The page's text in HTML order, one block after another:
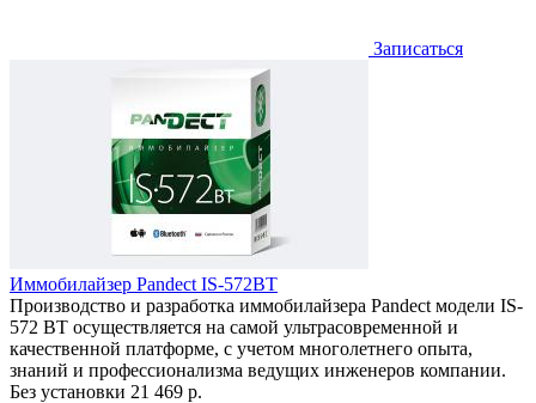
Записаться
Иммобилайзер Pandect IS-572BT
Производство и разработка иммобилайзера Pandect модели IS-
572 BT осуществляется на самой ультрасовременной и
качественной платформе, с учетом многолетнего опыта,
знаний и профессионализма ведущих инженеров компании.
Без установки 21 469 р.